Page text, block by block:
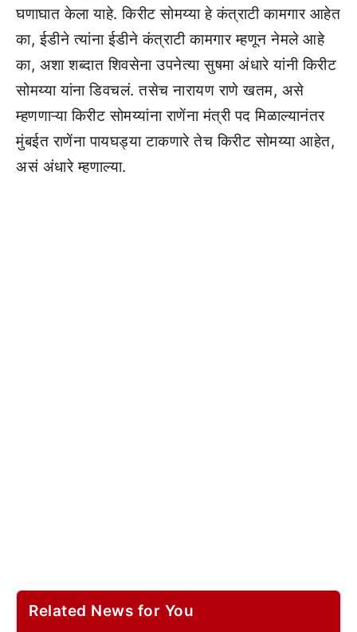
घणाघात केला याहे. किरीट सोमय्या हे कंत्राटी कामगार आहेत
का, ईडीने त्यांना ईडीने कंत्राटी कामगार म्हणून नेमले आहे
का, अशा शब्दात शिवसेना उपनेत्या सुषमा अंधारे यांनी किरीट
सोमय्या यांना डिवचलं. तसेच नारायण राणे खतम, असे
म्हणणाऱ्या किरीट सोमय्यांना राणेंना मंत्री पद मिळाल्यानंतर
मुंबईत राणेंना पायघड्या टाकणारे तेच किरीट सोमय्या आहेत,
असं अंधारे म्हणाल्या.
Related News for You